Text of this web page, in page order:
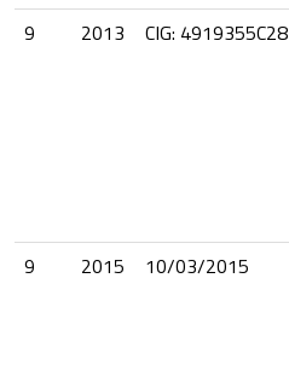
9
2013 CIG: 4919355C28
9
2015 10/03/2015